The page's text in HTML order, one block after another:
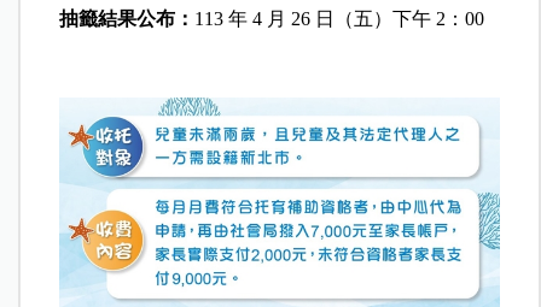
抽籤結果公布： 113 年 4 月 26 日（五）下午 2：00